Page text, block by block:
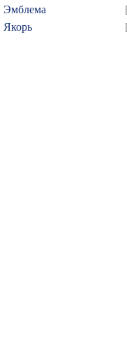
Эмблема
Якорь